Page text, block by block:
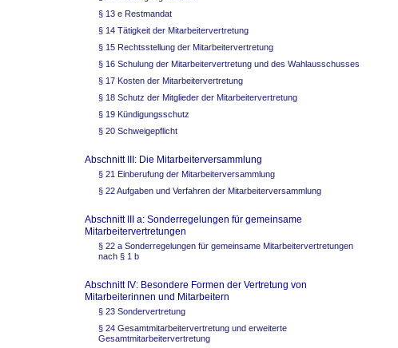
§ 13 e Restmandat
§ 14 Tätigkeit der Mitarbeitervertretung
§ 15 Rechtsstellung der Mitarbeitervertretung
§ 16 Schulung der Mitarbeitervertretung und des Wahlausschusses
§ 17 Kosten der Mitarbeitervertretung
§ 18 Schutz der Mitglieder der Mitarbeitervertretung
§ 19 Kündigungsschutz
§ 20 Schweigepflicht
Abschnitt III: Die Mitarbeiterversammlung
§ 21 Einberufung der Mitarbeiterversammlung
§ 22 Aufgaben und Verfahren der Mitarbeiterversammlung
Abschnitt III a: Sonderregelungen für gemeinsame
Mitarbeitervertretungen
§ 22 a Sonderregelungen für gemeinsame Mitarbeitervertretungen
nach § 1 b
Abschnitt IV: Besondere Formen der Vertretung von
Mitarbeiterinnen und Mitarbeitern
§ 23 Sondervertretung
§ 24 Gesamtmitarbeitervertretung und erweiterte
Gesamtmitarbeitervertretung